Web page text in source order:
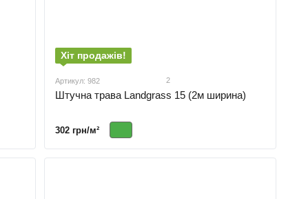
Хіт продажів!
Артикул: 982 2
Штучна трава Landgrass 15 (2м ширина)
302 грн/м²